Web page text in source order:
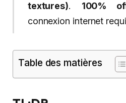
textures). 100%
connexion internet
Table des matières